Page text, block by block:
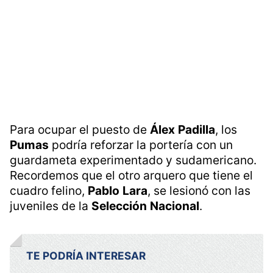
Para ocupar el puesto de Álex Padilla, los
Pumas podría reforzar la portería con un
guardameta experimentado y sudamericano.
Recordemos que el otro arquero que tiene el
cuadro felino, Pablo Lara, se lesionó con las
juveniles de la Selección Nacional.
TE PODRÍA INTERESAR